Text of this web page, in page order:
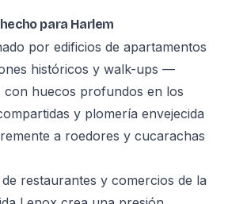
para Harlem
por edificios de apartamentos
históricos y walk-ups —
con huecos profundos en los
y plomería envejecida
a roedores y cucarachas
restaurantes y comercios de la